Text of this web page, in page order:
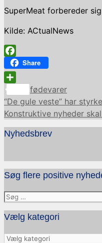
SuperMeat forbereder
Kilde: ACtualNews
Facebook
Share
Share
Kategorier
fødevarer
“De gule veste” har
Konstruktive nyheder
Nyhedsbrev
Søg flere positive
Søg
efter:
Vælg kategori
Vælg